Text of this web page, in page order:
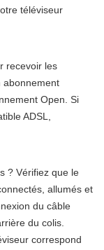
téléviseur
recevoir les
abonnement
Open. Si
ADSL,
? Vérifiez que le
allumés et
du câble
du colis.
correspond